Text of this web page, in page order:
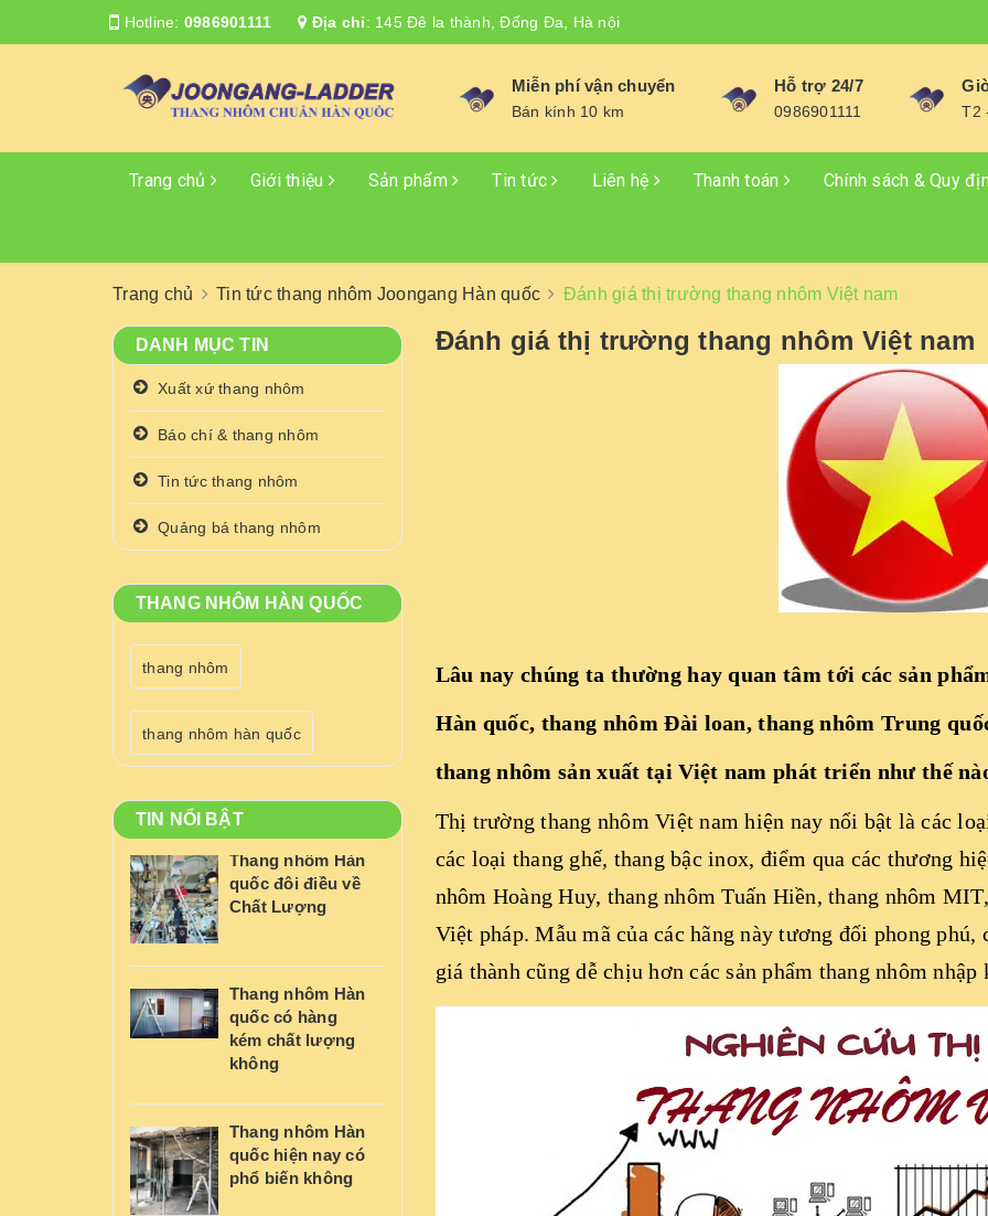
Hotline: 0986901111 Địa chỉ: 145 Đê la thành, Đống Đa, Hà nội
Miễn phí vận chuyển
Bán kính 10 km
Hỗ trợ 24/7
0986901111 T2
Trang chủ Giới thiệu Sản phẩm Tin tức Liên hệ Thanh toán Chính sách & Quy
Trang chủ Tin tức thang nhôm Joongang Hàn quốc Đánh giá thị trường thang nhôm Việt nam
Đánh giá thị trường thang nhôm Việt nam
Lâu nay chúng ta thường hay quan tâm tới các sản
Hàn quốc, thang nhôm Đài loan, thang nhôm Trung
thang nhôm sản xuất tại Việt nam phát triển như thế
Thị trường thang nhôm Việt nam hiện nay nổi bật là các
các loại thang ghế, thang bậc inox, điểm qua các thương
nhôm Hoàng Huy, thang nhôm Tuấn Hiền, thang nhôm
Việt pháp. Mẫu mã của các hãng này tương đối phong
giá thành cũng dễ chịu hơn các sản phẩm thang nhôm nhập
DANH MỤC TIN
Xuất xứ thang nhôm
Báo chí & thang nhôm
Tin tức thang nhôm
Quảng bá thang nhôm
THANG NHÔM HÀN QUỐC
thang nhôm
thang nhôm hàn quốc
TIN NỔI BẬT
Thang nhôm Hàn
quốc đôi điều về
Chất Lượng
Thang nhôm Hàn
quốc có hàng
kém chất lượng
không
Thang nhôm Hàn
quốc hiện nay có
phổ biến không